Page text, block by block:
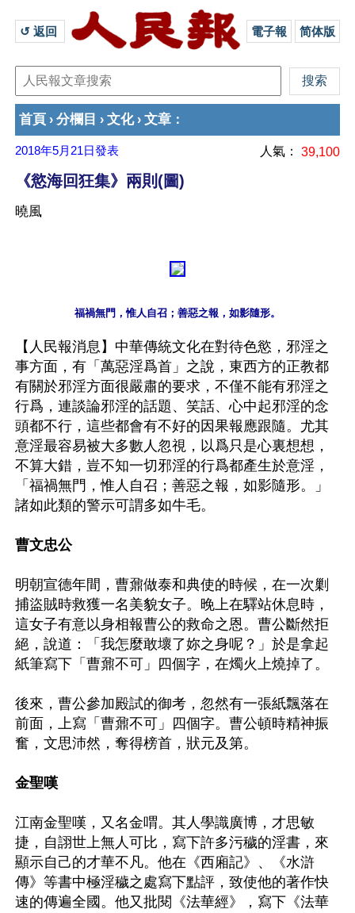
↺ 返回 電子報 简体版
首頁 › 分欄目 › 文化› 文章 ：
2018年5月21日發表 人氣： 39,100
《慾海回狂集》兩則(圖)
曉風
【人民報消息】中華傳統文化在對待色慾，邪淫之
事方面，有「萬惡淫爲首」之說，東西方的正教都
有關於邪淫方面很嚴肅的要求，不僅不能有邪淫之
行爲，連談論邪淫的話題、笑話、心中起邪淫的念
頭都不行，這些都會有不好的因果報應跟隨。尤其
意淫最容易被大多數人忽視，以爲只是心裏想想，
不算大錯，豈不知一切邪淫的行爲都產生於意淫，
「福禍無門，惟人自召；善惡之報，如影隨形。」
諸如此類的警示可謂多如牛毛。
曹文忠公
明朝宣德年間，曹鼐做泰和典使的時候，在一次剿
捕盜賊時救獲一名美貌女子。晚上在驛站休息時，
這女子有意以身相報曹公的救命之恩。曹公斷然拒
絕，說道：「我怎麼敢壞了妳之身呢？」於是拿起
紙筆寫下「曹鼐不可」四個字，在燭火上燒掉了。
後來，曹公參加殿試的御考，忽然有一張紙飄落在
前面，上寫「曹鼐不可」四個字。曹公頓時精神振
奮，文思沛然，奪得榜首，狀元及第。
金聖嘆
江南金聖嘆，又名金喟。其人學識廣博，才思敏
捷，自詡世上無人可比，寫下許多污穢的淫書，來
顯示自己的才華不凡。他在《西廂記》、《水滸
傳》等書中極淫穢之處寫下點評，致使他的著作快
速的傳遍全國。他又批閱《法華經》，寫下《法華